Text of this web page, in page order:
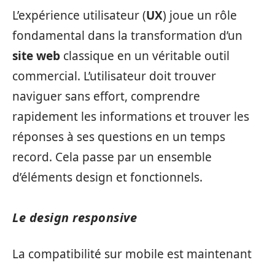
L’expérience utilisateur (UX) joue un rôle
fondamental dans la transformation d’un
site web classique en un véritable outil
commercial. L’utilisateur doit trouver
naviguer sans effort, comprendre
rapidement les informations et trouver les
réponses à ses questions en un temps
record. Cela passe par un ensemble
d’éléments design et fonctionnels.
Le design responsive
La compatibilité sur mobile est maintenant